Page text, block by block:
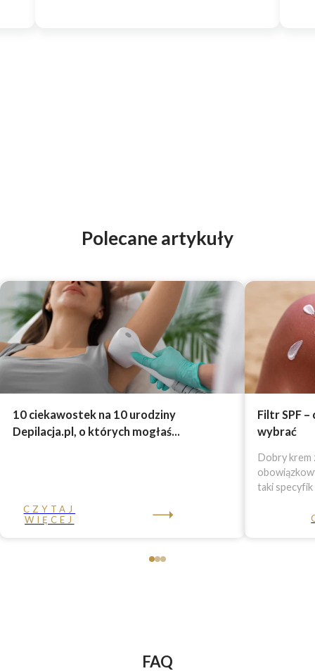
Polecane artykuły
10 ciekawostek na 10 urodziny
Depilacja.pl, o których mogłaś...
CZYTAJ
WIĘCEJ
Filtr SPF
wybrać
Dobry krem
taki specyfik
FAQ